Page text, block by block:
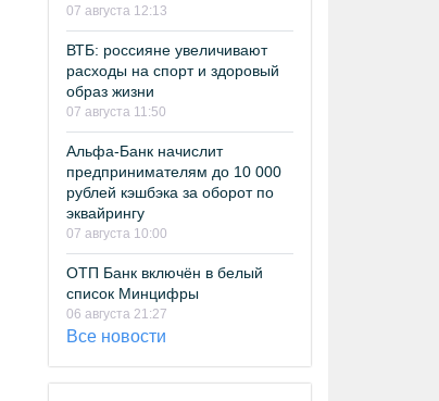
07 августа 12:13
ВТБ: россияне увеличивают
расходы на спорт и здоровый
образ жизни
07 августа 11:50
Альфа-Банк начислит
предпринимателям до 10 000
рублей кэшбэка за оборот по
эквайрингу
07 августа 10:00
ОТП Банк включён в белый
список Минцифры
06 августа 21:27
Все новости